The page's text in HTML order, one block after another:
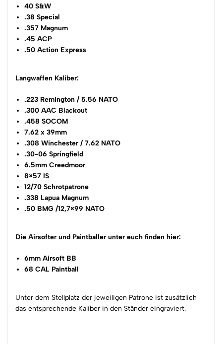
40 S&W
.38 Special
.357 Magnum
.45 ACP
.50 Action Express
Langwaffen Kaliber:
.223 Remington / 5.56 NATO
.300 AAC Blackout
.458 SOCOM
7.62 x 39mm
.308 Winchester / 7.62 NATO
.30-06 Springfield
6.5mm Creedmoor
8×57 IS
12/70 Schrotpatrone
.338 Lapua Magnum
.50 BMG /12,7×99 NATO
Die Airsofter und Paintballer unter euch finden hier:
6mm Airsoft BB
68 CAL Paintball
Unter dem Stellplatz der jeweiligen Patrone ist zusätzlich
das entsprechende Kaliber in den Ständer eingraviert.